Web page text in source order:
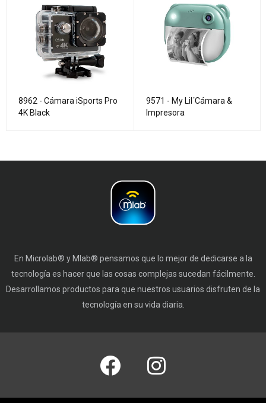
8962 - Cámara iSports Pro
4K Black
9571 - My Lil´Cámara &
Impresora
En Microlab® y Mlab® pensamos que lo mejor de dedicarse a la
tecnología es hacer que las cosas complejas sucedan fácilmente.
Desarrollamos productos para que nuestros usuarios disfruten de la
tecnología en su vida diaria.